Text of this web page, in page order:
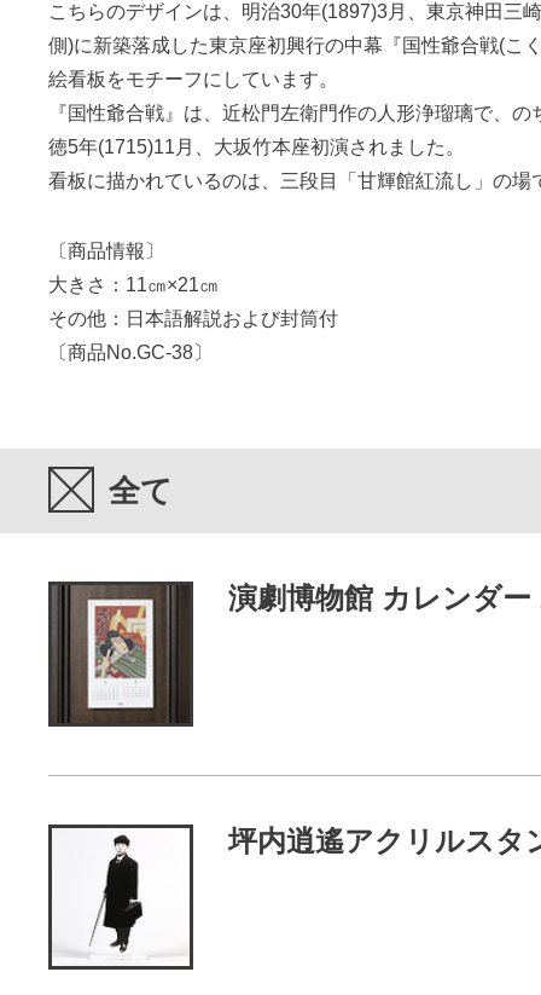
こちらのデザインは、明治30年(1897)3月、東京神田三
側)に新築落成した東京座初興行の中幕『国性爺合戦(こ
絵看板をモチーフにしています。
『国性爺合戦』は、近松門左衛門作の人形浄瑠璃で、
徳5年(1715)11月、大坂竹本座初演されました。
看板に描かれているのは、三段目「甘輝館紅流し」の場
〔商品情報〕
大きさ：11㎝×21㎝
その他：日本語解説および封筒付
〔商品No.GC-38〕
全て
演劇博物館 カレンダー
坪内逍遙アクリルスタ